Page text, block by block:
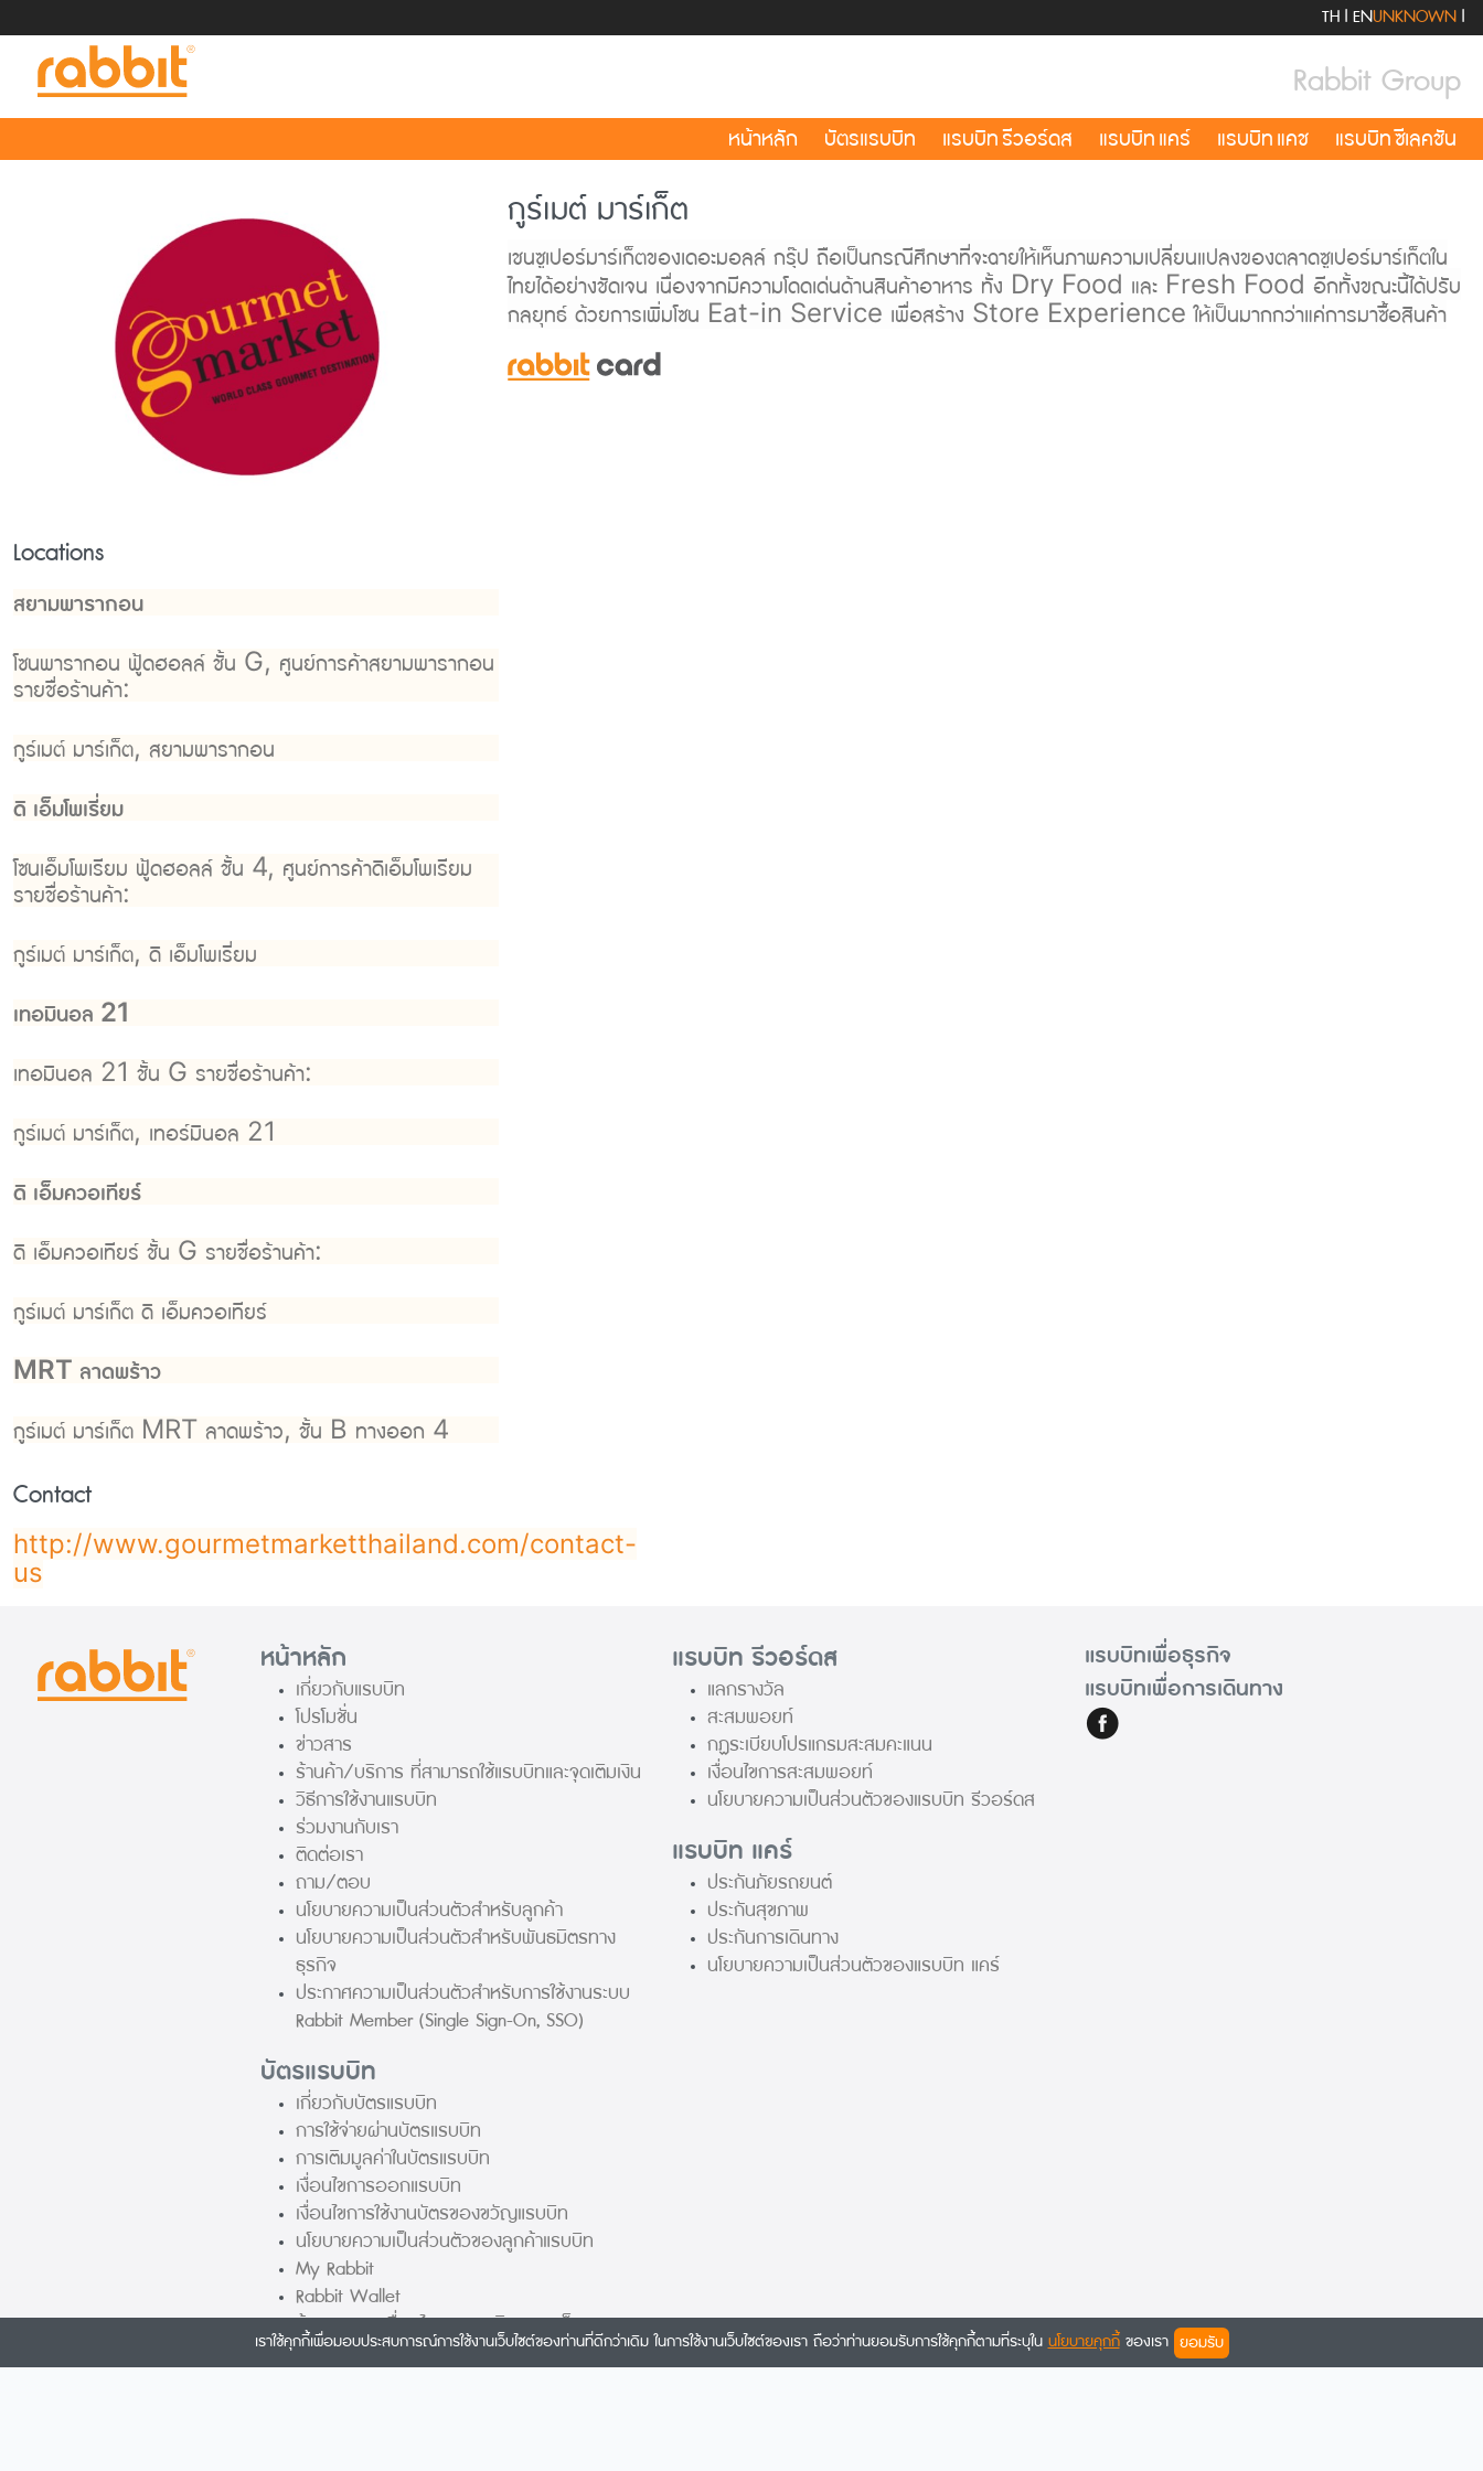
TH|ENUNKNOWN|
Rabbit Group
หน้าหลัก บัตรแรบบิท แรบบิท รีวอร์ดส แรบบิท แคร์ แรบบิท แคช แรบบิท ซีเลคชัน
กูร์เมต์ มาร์เก็ต
เชนซูเปอร์มาร์เก็ตของเดอะมอลล์ กรุ๊ป ถือเป็นกรณีศึกษาที่จะฉายให้เห็นภาพความเปลี่ยนแปลงของตลาดซูเปอร์มาร์เก็ตใน
ไทยได้อย่างชัดเจน เนื่องจากมีความโดดเด่นด้านสินค้าอาหาร ทั้ง Dry Food และ Fresh Food อีกทั้งขณะนี้ได้ปรับ
กลยุทธ์ ด้วยการเพิ่มโซน Eat-in Service เพื่อสร้าง Store Experience ให้เป็นมากกว่าแค่การมาซื้อสินค้า
Locations
สยามพารากอน
โซนพารากอน ฟู้ดฮอลล์ ชั้น G, ศูนย์การค้าสยามพารากอน
รายชื่อร้านค้า:
กูร์เมต์ มาร์เก็ต, สยามพารากอน
ดิ เอ็มโพเรี่ยม
โซนเอ็มโพเรียม ฟู้ดฮอลล์ ชั้น 4, ศูนย์การค้าดิเอ็มโพเรียม
รายชื่อร้านค้า:
กูร์เมต์ มาร์เก็ต, ดิ เอ็มโพเรี่ยม
เทอมินอล 21
เทอมินอล 21 ชั้น G รายชื่อร้านค้า:
กูร์เมต์ มาร์เก็ต, เทอร์มินอล 21
ดิ เอ็มควอเทียร์
ดิ เอ็มควอเทียร์ ชั้น G รายชื่อร้านค้า:
กูร์เมต์ มาร์เก็ต ดิ เอ็มควอเทียร์
MRT ลาดพร้าว
กูร์เมต์ มาร์เก็ต MRT ลาดพร้าว, ชั้น B ทางออก 4
Contact
http://www.gourmetmarketthailand.com/contact-
us
หน้าหลัก
เกี่ยวกับแรบบิท
โปรโมชั่น
ข่าวสาร
ร้านค้า/บริการ ที่สามารถใช้แรบบิทและจุดเติมเงิน
วิธีการใช้งานแรบบิท
ร่วมงานกับเรา
ติดต่อเรา
ถาม/ตอบ
นโยบายความเป็นส่วนตัวสำหรับลูกค้า
นโยบายความเป็นส่วนตัวสำหรับพันธมิตรทาง
ธุรกิจ
ประกาศความเป็นส่วนตัวสำหรับการใช้งานระบบ
Rabbit Member (Single Sign-On, SSO)
บัตรแรบบิท
เกี่ยวกับบัตรแรบบิท
การใช้จ่ายผ่านบัตรแรบบิท
การเติมมูลค่าในบัตรแรบบิท
เงื่อนไขการออกแรบบิท
เงื่อนไขการใช้งานบัตรของขวัญแรบบิท
นโยบายความเป็นส่วนตัวของลูกค้าแรบบิท
My Rabbit
Rabbit Wallet
ข้อตกลงและเงื่อนไขของแรบบิท วอลเล็ท
Rabbit Merchant
แรบบิท รีวอร์ดส
แลกรางวัล
สะสมพอยท์
กฏระเบียบโปรแกรมสะสมคะแนน
เงื่อนไขการสะสมพอยท์
นโยบายความเป็นส่วนตัวของแรบบิท รีวอร์ดส
แรบบิท แคร์
ประกันภัยรถยนต์
ประกันสุขภาพ
ประกันการเดินทาง
นโยบายความเป็นส่วนตัวของแรบบิท แคร์
แรบบิทเพื่อธุรกิจ
แรบบิทเพื่อการเดินทาง
เราใช้คุกกี้เพื่อมอบประสบการณ์การใช้งานเว็บไซต์ของท่านที่ดีกว่าเดิม ในการใช้งานเว็บไซต์ของเรา ถือว่าท่านยอมรับการใช้คุกกี้ตามที่ระบุในนโยบายคุกกี้ของเรา ยอมรับ